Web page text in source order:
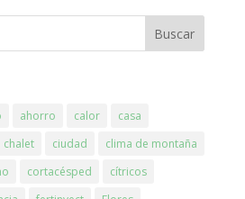
ahorro calor
casa
chalet ciudad
clima de montaña
cortacésped
cítricos